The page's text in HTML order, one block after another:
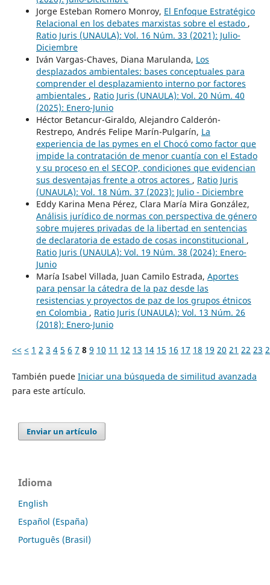
Jorge Esteban Romero Monroy, El Enfoque Estratégico
Relacional en los debates marxistas sobre el estado ,
Ratio Juris (UNAULA): Vol. 16 Núm. 33 (2021): Julio-
Diciembre
Iván Vargas-Chaves, Diana Marulanda, Los
desplazados ambientales: bases conceptuales para
comprender el desplazamiento interno por factores
ambientales , Ratio Juris (UNAULA): Vol. 20 Núm. 40
(2025): Enero-Junio
Héctor Betancur-Giraldo, Alejandro Calderón-
Restrepo, Andrés Felipe Marín-Pulgarín, La
experiencia de las pymes en el Chocó como factor que
impide la contratación de menor cuantía con el Estado
y su proceso en el SECOP, condiciones que evidencian
sus desventajas frente a otros actores , Ratio Juris
(UNAULA): Vol. 18 Núm. 37 (2023): Julio - Diciembre
Eddy Karina Mena Pérez, Clara María Mira González,
Análisis jurídico de normas con perspectiva de género
sobre mujeres privadas de la libertad en sentencias
de declaratoria de estado de cosas inconstitucional ,
Ratio Juris (UNAULA): Vol. 19 Núm. 38 (2024): Enero-
Junio
María Isabel Villada, Juan Camilo Estrada, Aportes
para pensar la cátedra de la paz desde las
resistencias y proyectos de paz de los grupos étnicos
en Colombia , Ratio Juris (UNAULA): Vol. 13 Núm. 26
(2018): Enero-Junio
<< < 1 2 3 4 5 6 7 8 9 10 11 12 13 14 15 16 17 18 19 20 21 22 23
También puede Iniciar una búsqueda de similitud avanzada
para este artículo.
Enviar un artículo
Idioma
English
Español (España)
Português (Brasil)